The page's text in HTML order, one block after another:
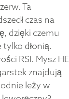
Ta
czas na
dzięki czemu
dłonią.
RSI. Mysz HE
znajdują
leży w